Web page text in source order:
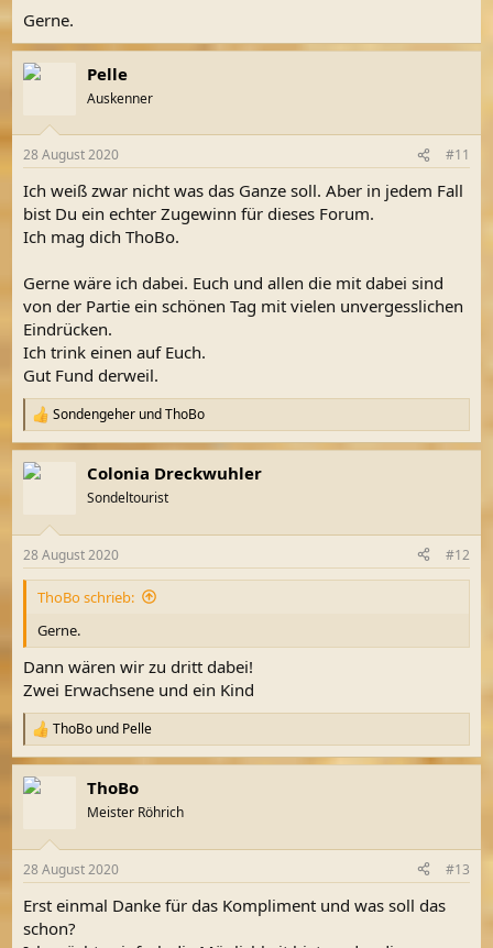
:
Gerne.
Pelle
Auskenner
28 August 2020 #11
Ich weiß zwar nicht was das Ganze soll. Aber in jedem Fall
bist Du ein echter Zugewinn für dieses Forum.
Ich mag dich ThoBo.
Gerne wäre ich dabei. Euch und allen die mit dabei sind
von der Partie ein schönen Tag mit vielen unvergesslichen
Eindrücken.
Ich trink einen auf Euch.
Gut Fund derweil.
R
e
a
k
e
n
Sondengeher undThoBo
Colonia Dreckwuhler
Sondeltourist
28 August 2020 #12
ThoBo schrieb:
Gerne.
Dann wären wir zu dritt dabei!
Zwei Erwachsene und ein Kind
R
e
a
k
e
:
ThoBo und Pelle
ThoBo
Meister Röhrich
28 August 2020 #13
Erst einmal Danke für das Kompliment und was soll das
schon?